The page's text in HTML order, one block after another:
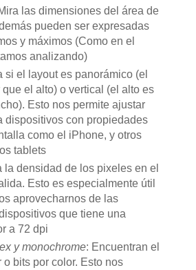
las dimensiones del área de
pueden ser expresadas
y máximos (Como en el
analizando)
si el layout es panorámico (el
el alto) o vertical (el alto es
Esto nos permite ajustar
dispositivos con propiedades
como el iPhone, y otros
tablets
la densidad de los pixeles en el
Esto es especialmente útil
aprovecharnos de las
que tiene una
a 72 dpi
y monochrome: Encuentran el
o bits por color. Esto nos